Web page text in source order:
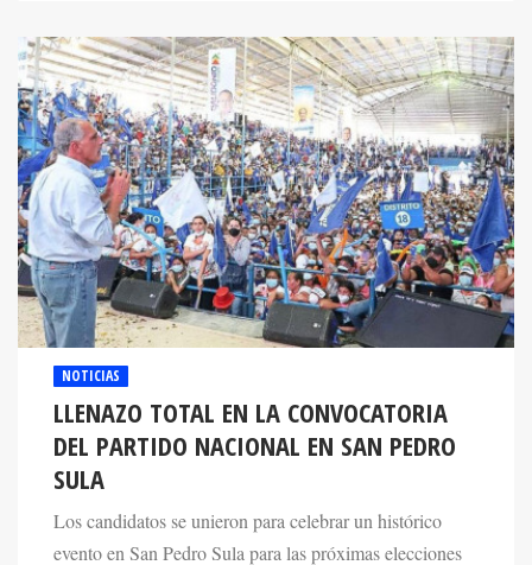
NOTICIAS
LLENAZO TOTAL EN LA CONVOCATORIA
DEL PARTIDO NACIONAL EN SAN PEDRO
SULA
Los candidatos se unieron para celebrar un histórico
evento en San Pedro Sula para las próximas elecciones
generales de noviembre en Honduras.